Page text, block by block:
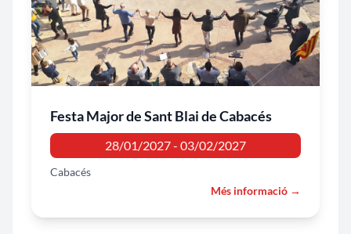
Festa Major de Sant Blai de Cabacés
28/01/2027 - 03/02/2027
Cabacés
Més informació →